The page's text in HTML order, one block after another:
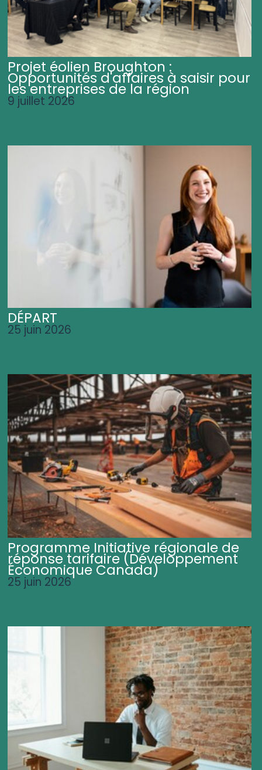
Projet éolien Broughton :
Opportunités d'affaires à saisir pour
les entreprises de la région
9 juillet 2026
DÉPART
25 juin 2026
Programme Initiative régionale de
réponse tarifaire (Développement
Économique Canada)
25 juin 2026